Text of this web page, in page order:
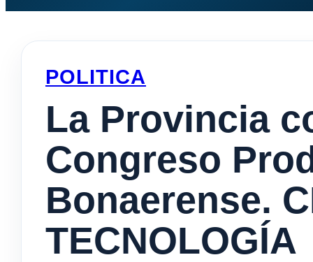
POLITICA
La Provincia
Congreso
Bonaerense.
TECNOLOGÍA